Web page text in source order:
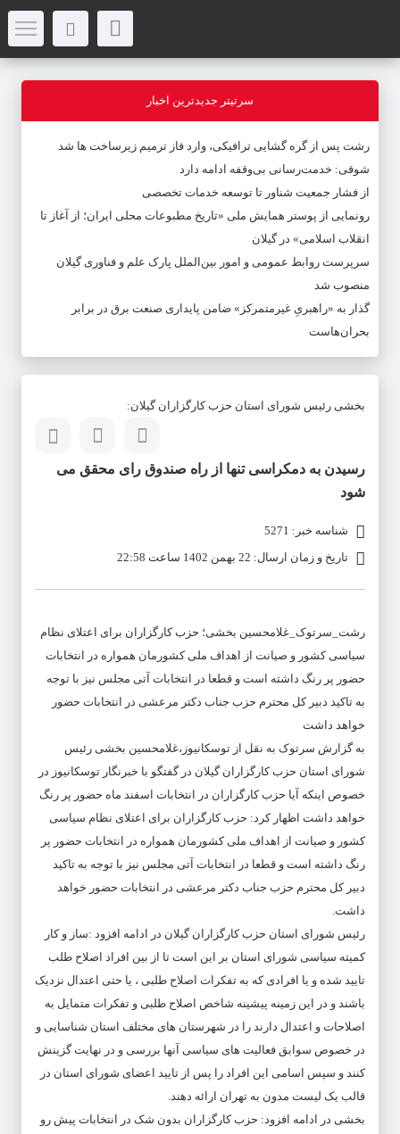
سرتیتر جدیدترین اخبار
رشت پس از گره گشایی ترافیکی، وارد فاز ترمیم زیرساخت ها شد
شوقی: خدمت‌رسانی بی‌وقفه ادامه دارد
از فشار جمعیت شناور تا توسعه خدمات تخصصی
رونمایی از پوستر همایش ملی «تاریخ مطبوعات محلی ایران؛ از آغاز تا
انقلاب اسلامی» در گیلان
سرپرست روابط عمومی و امور بین‌الملل پارک علم و فناوری گیلان
منصوب شد
گذار به «راهبریِ غیرمتمرکز» ضامن پایداری صنعت برق در برابر
بحران‌هاست
بخشی رئیس شورای استان حزب کارگزاران گیلان:
رسیدن به دمکراسی تنها از راه صندوق رای محقق می
شود
شناسه خبر: 5271
تاریخ و زمان ارسال: 22 بهمن 1402 ساعت 22:58
رشت_سرتوک_غلامحسین بخشی؛ حزب کارگزاران برای اعتلای نظام
سیاسی کشور و صیانت از اهداف ملی کشورمان همواره در انتخابات
حضور پر رنگ داشته است و قطعا در انتخابات آتی مجلس نیز با توجه
به تاکید دبیر کل محترم حزب جناب دکتر مرعشی در انتخابات حضور
خواهد داشت
به گزارش سرتوک به نقل از توسکانیوز،غلامحسین بخشی رئیس
شورای استان حزب کارگزاران گیلان در گفتگو با خبرنگار توسکانیوز در
خصوص اینکه آیا حزب کارگزاران در انتخابات اسفند ماه حضور پر رنگ
خواهد داشت اظهار کرد: حزب کارگزاران برای اعتلای نظام سیاسی
کشور و صیانت از اهداف ملی کشورمان همواره در انتخابات حضور پر
رنگ داشته است و قطعا در انتخابات آتی مجلس نیز با توجه به تاکید
دبیر کل محترم حزب جناب دکتر مرعشی در انتخابات حضور خواهد
داشت.
رئیس شورای استان حزب کارگزاران گیلان در ادامه افزود :ساز و کار
کمیته سیاسی شورای استان بر این است تا از بین افراد اصلاح طلب
تایید شده و یا افرادی که به تفکرات اصلاح طلبی ، یا حتی اعتدال نزدیک
باشند و در این زمینه پیشینه شاخص اصلاح طلبی و تفکرات متمایل به
اصلاحات و اعتدال دارند را در شهرستان های مختلف استان شناسایی و
در خصوص سوابق فعالیت های سیاسی آنها بررسی و در نهایت گزینش
کنند و سپس اسامی این افراد را پس از تایید اعضای شورای استان در
قالب یک لیست مدون به تهران ارائه دهند.
بخشی در ادامه افزود: حزب کارگزاران بدون شک در انتخابات پیش رو